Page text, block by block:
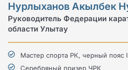
Нурлыханов Акылбек
Руководитель Федерации
области Улытау
Мастер спорта РК, черный пояс
Cеребряный призер ЧРК